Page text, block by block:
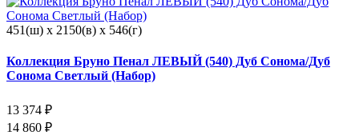
451(ш) x 2150(в) x 546(г)
Коллекция Бруно Пенал ЛЕВЫЙ (540) Дуб Сонома/Дуб
Сонома Светлый (Набор)
13 374 ₽
14 860 ₽